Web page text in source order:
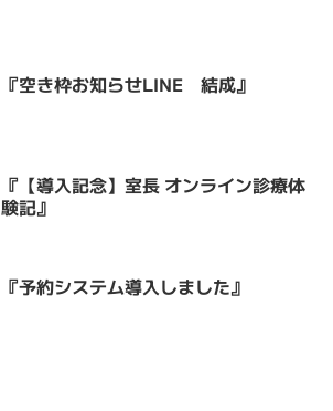
『空き枠お知らせLINE 結成』
『【導入記念】室長 オンライン診療体
験記』
『予約システム導入しました』